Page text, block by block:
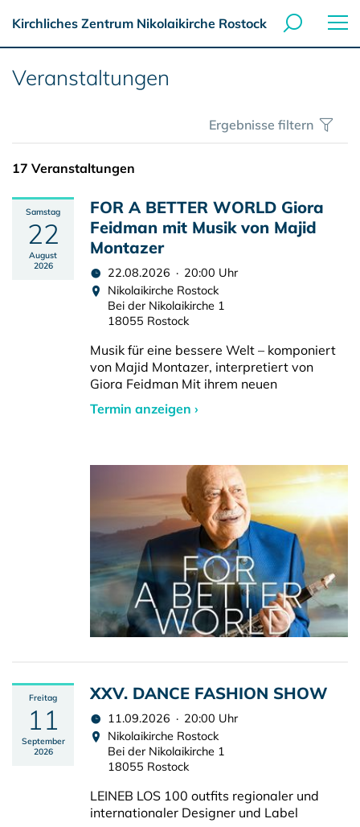
Kirchliches Zentrum Nikolaikirche Rostock
Veranstaltungen
Ergebnisse filtern
17 Veranstaltungen
Samstag
22
August
2026
FOR A BETTER WORLD Giora
Feidman mit Musik von Majid
Montazer
22.08.2026 · 20:00 Uhr
Nikolaikirche Rostock
Bei der Nikolaikirche 1
18055 Rostock
Musik für eine bessere Welt – komponiert
von Majid Montazer, interpretiert von
Giora Feidman Mit ihrem neuen
Termin anzeigen ›
Freitag
11
September
2026
XXV. DANCE FASHION SHOW
11.09.2026 · 20:00 Uhr
Nikolaikirche Rostock
Bei der Nikolaikirche 1
18055 Rostock
LEINEB LOS 100 outfits regionaler und
internationaler Designer und Label